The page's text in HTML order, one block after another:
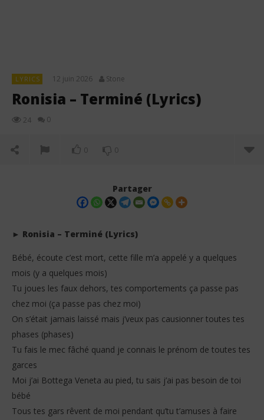
LYRICS 12 juin 2026 Stone
Ronisia – Terminé (Lyrics)
24 0
0 0
Ronisia – Terminé (Lyrics)
12
juin
2026
Partager
► Ronisia – Terminé (Lyrics)
Bébé, écoute c’est mort, cette fille m’a appelé y a quelques
mois (y a quelques mois)
Tu joues les faux dehors, tes comportements ça passe pas
chez moi (ça passe pas chez moi)
On s’était jamais laissé mais j’veux pas causionner toutes tes
phases (phases)
Tu fais le mec fâché quand je connais le prénom de toutes tes
garces
Moi j’ai Bottega Veneta au pied, tu sais j’ai pas besoin de toi
bébé
Tous tes gars rêvent de moi pendant qu’tu t’amuses à faire